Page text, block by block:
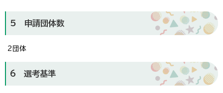
5 申請団体数
2団体
6 選考基準